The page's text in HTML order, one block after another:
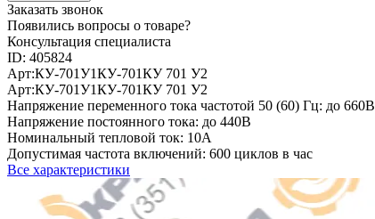
Заказать звонок
Появились вопросы о товаре?
Консультация специалиста
ID: 405824
Арт:КУ-701У1КУ-701КУ 701 У2
Арт:КУ-701У1КУ-701КУ 701 У2
Напряжение переменного тока частотой 50 (60) Гц: до 660В
Напряжение постоянного тока: до 440В
Номинальный тепловой ток: 10А
Допустимая частота включений: 600 циклов в час
Все характеристики